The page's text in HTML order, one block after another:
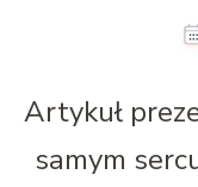
Artykuł
samym